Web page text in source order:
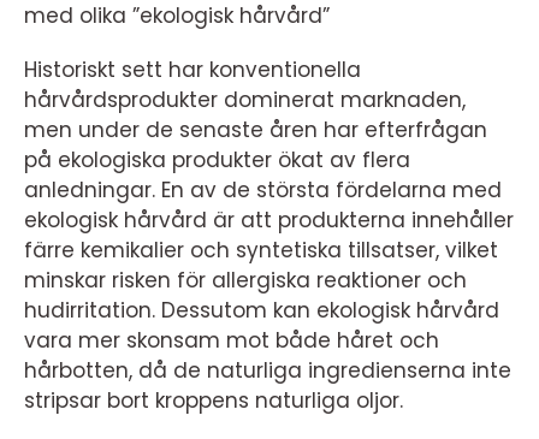
med olika ”ekologisk hårvård”
Historiskt sett har konventionella
hårvårdsprodukter dominerat marknaden,
men under de senaste åren har efterfrågan
på ekologiska produkter ökat av flera
anledningar. En av de största fördelarna med
ekologisk hårvård är att produkterna innehåller
färre kemikalier och syntetiska tillsatser, vilket
minskar risken för allergiska reaktioner och
hudirritation. Dessutom kan ekologisk hårvård
vara mer skonsam mot både håret och
hårbotten, då de naturliga ingredienserna inte
stripsar bort kroppens naturliga oljor.